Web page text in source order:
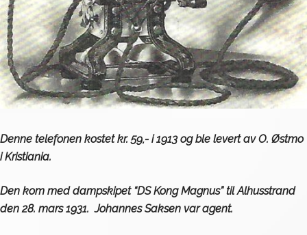
Denne telefonen kostet kr. 59,- i 1913 og ble levert av O. Østmo
i Kristiania.
Den kom med dampskipet “DS Kong Magnus” til Alhusstrand
den 28. mars 1931. Johannes Saksen var agent.